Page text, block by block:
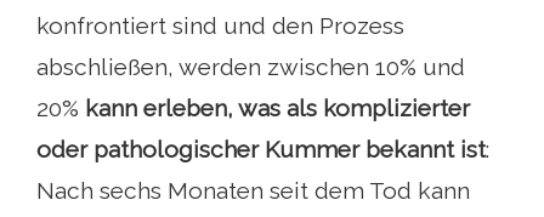
konfrontiert sind und den Prozess
abschließen, werden zwischen 10% und
20% kann erleben, was als komplizierter
oder pathologischer Kummer bekannt ist:
Nach sechs Monaten seit dem Tod kann